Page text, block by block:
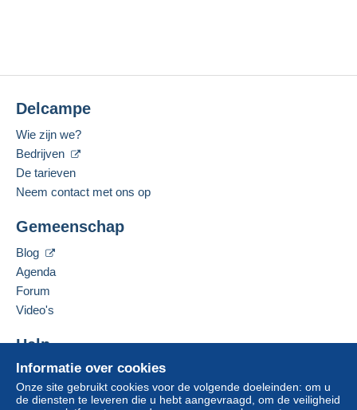
Informatie over cookies
Onze site gebruikt cookies voor de volgende doeleinden: om u
de diensten te leveren die u hebt aangevraagd, om de veiligheid
Delcampe
Wie zijn we?
Bedrijven
De tarieven
Neem contact met ons op
Gemeenschap
Blog
Agenda
Forum
Video's
Help
Hulpcentrum
Kopen op Delcampe